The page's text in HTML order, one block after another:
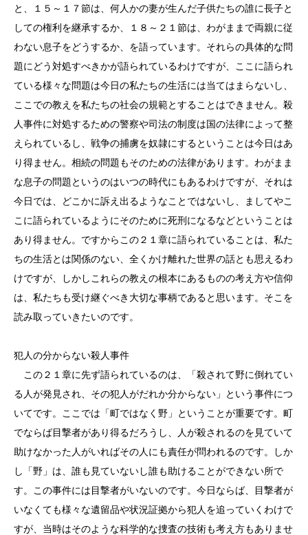
と、１５～１７節は、何人かの妻が生んだ子供たちの誰に長子と
しての権利を継承するか、１８～２１節は、わがままで両親に従
わない息子をどうするか、を語っています。それらの具体的な問
題にどう対処すべきかが語られているわけですが、ここに語られ
ている様々な問題は今日の私たちの生活には当てはまらないし、
ここでの教えを私たちの社会の規範とすることはできません。殺
人事件に対処するための警察や司法の制度は国の法律によって整
えられているし、戦争の捕虜を奴隷にするということは今日はあ
り得ません。相続の問題もそのための法律があります。わがまま
な息子の問題というのはいつの時代にもあるわけですが、それは
今日では、どこかに訴え出るようなことではないし、ましてやこ
こに語られているようにそのために死刑になるなどということは
あり得ません。ですからこの２１章に語られていることは、私た
ちの生活とは関係のない、全くかけ離れた世界の話とも思えるわ
けですが、しかしこれらの教えの根本にあるものの考え方や信仰
は、私たちも受け継ぐべき大切な事柄であると思います。そこを
読み取っていきたいのです。
犯人の分からない殺人事件
この２１章に先ず語られているのは、「殺されて野に倒れてい
る人が発見され、その犯人がだれか分からない」という事件につ
いてです。ここでは「町ではなく野」ということが重要です。町
でならば目撃者があり得るだろうし、人が殺されるのを見ていて
助けなかった人がいればその人にも責任が問われるのです。しか
し「野」は、誰も見ていないし誰も助けることができない所で
す。この事件には目撃者がいないのです。今日ならば、目撃者が
いなくても様々な遺留品や状況証拠から犯人を追っていくわけで
すが、当時はそのような科学的な捜査の技術も考え方もありませ